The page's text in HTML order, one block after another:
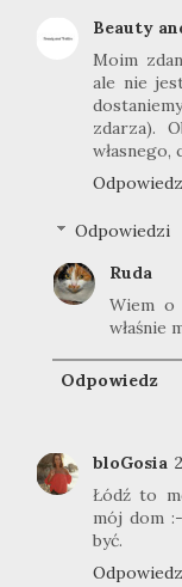
Beauty
Moim
ale nie
zdarza).
własnego,
Odpowiedz
Odpowiedzi
Ruda
Wiem
właśnie
Odpowiedz
bloGosia
Łódź to
mój dom
być.
Odpowiedz